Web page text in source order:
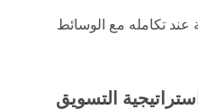
عند تكامله مع الوسائط
التسويق